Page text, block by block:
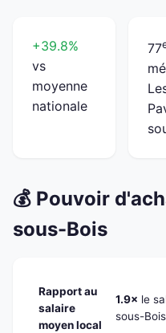
+39.8%
vs
moyenne
nationale
77
💰 Pouvoir
sous-Bois
Rapport au
salaire
moyen local
1.9× le
sous-